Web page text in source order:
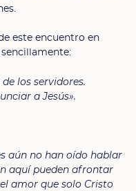
este encuentro en
los servidores.
a Jesús».
aún no han oído hablar
aquí pueden afrontar
amor que solo Cristo